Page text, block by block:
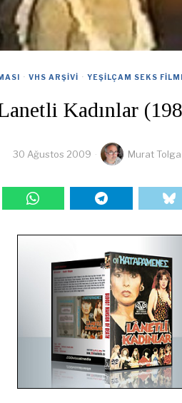
· VHS ARŞIVI · YEŞILÇAM SEKS
Kadınlar
30 Ağustos 2009 Murat